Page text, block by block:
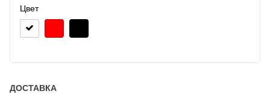
Цвет
ДОСТАВКА